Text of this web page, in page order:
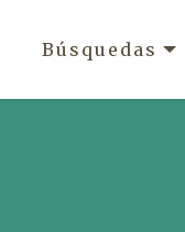
Búsquedas